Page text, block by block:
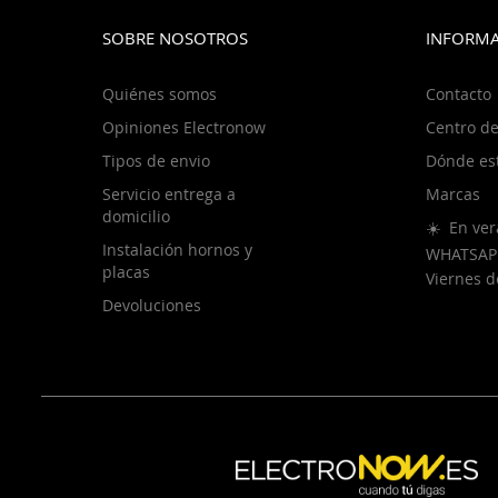
SOBRE NOSOTROS
Quiénes somos
Opiniones Electronow
Tipos de envio
Servicio entrega a
domicilio
Instalación hornos y
placas
Devoluciones
Contacto
Centro
Dónde
Marcas
☀️ En
Viernes